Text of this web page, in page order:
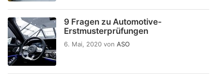
9 Fragen zu Automotive-
Erstmusterprüfungen
6. Mai, 2020 von ASO